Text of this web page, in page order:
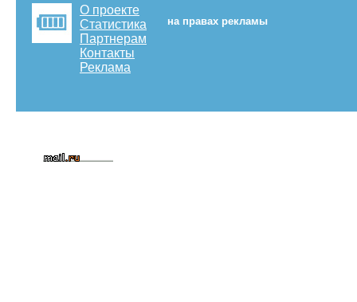
О проекте
Статистика
Партнерам
Контакты
Реклама
на правах рекламы